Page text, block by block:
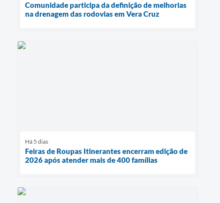
Comunidade participa da definição de melhorias
na drenagem das rodovias em Vera Cruz
Há 5 dias
Feiras de Roupas Itinerantes encerram edição de
2026 após atender mais de 400 famílias